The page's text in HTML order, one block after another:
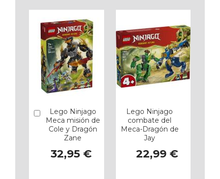
FAVORITOS
Lego Ninjago
Meca misión de
Cole y Dragón
Zane
32,95 €
Añadir
Lego Ninjago
combate del
Meca-Dragón de
Jay
22,99 €